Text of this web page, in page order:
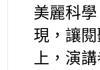
美麗科
現，讓
上，演